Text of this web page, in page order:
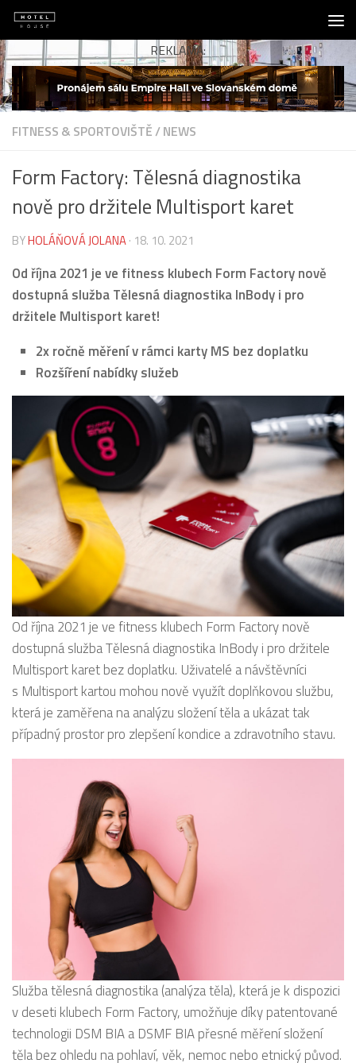
Skip to content
REKLAMA:
FITNESS & SPORTOVIŠTĚ/NEWS
Form Factory: Tělesná diagnostika
nově pro držitele Multisport karet
BYHOLÁŇOVÁ JOLANA· 18. 10. 2021
Od října 2021 je ve fitness klubech Form Factory nově
dostupná služba Tělesná diagnostika InBody i pro
držitele Multisport karet!
2x ročně měření v rámci karty MS bez doplatku
Rozšíření nabídky služeb
Od října 2021 je ve fitness klubech Form Factory nově
dostupná služba Tělesná diagnostika InBody i pro držitele
Multisport karet bez doplatku. Uživatelé a návštěvníci
s Multisport kartou mohou nově využít doplňkovou službu,
která je zaměřena na analýzu složení těla a ukázat tak
případný prostor pro zlepšení kondice a zdravotního stavu.
Služba tělesná diagnostika (analýza těla), která je k dispozici
v deseti klubech Form Factory, umožňuje díky patentované
technologii DSM BIA a DSMF BIA přesné měření složení
těla bez ohledu na pohlaví, věk, nemoc nebo etnický původ.